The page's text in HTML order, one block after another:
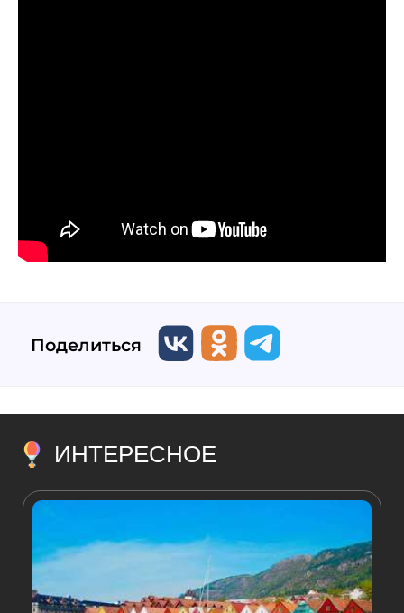
Поделиться
ИНТЕРЕСНОЕ